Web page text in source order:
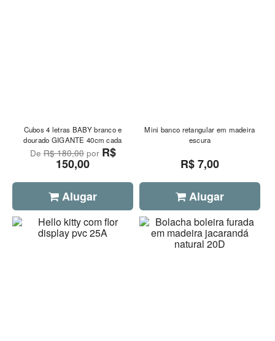
Cubos 4 letras BABY branco e
dourado GIGANTE 40cm cada
DeR$ 180,00por R$
150,00
Alugar
Mini banco retangular em madeira
escura
R$ 7,00
Alugar